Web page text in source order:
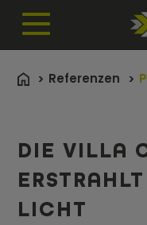
Referenzen
DIE VILLA
LICHT